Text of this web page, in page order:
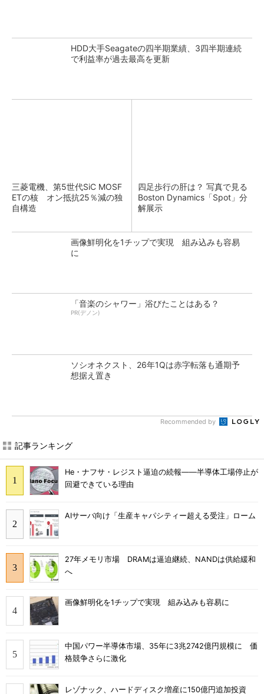
HDD大手Seagateの四半期業績、3四半期連続
で利益率が過去最高を更新
三菱電機、第5世代SiC MOSF
ETの核 オン抵抗25％減の独
自構造
四足歩行の肝は？ 写真で見る
Boston Dynamics「Spot」分
解展示
画像鮮明化を1チップで実現 組み込みも容易
に
「音楽のシャワー」浴びたことはある？
PR(デノン)
ソシオネクスト、26年1Qは赤字転落も通期予
想据え置き
Recommended by
記事ランキング
He・ナフサ・レジスト逼迫の続報――半導体工場停止が
回避できている理由
AIサーバ向け「生産キャパシティー超える受注」ローム
27年メモリ市場 DRAMは逼迫継続、NANDは供給緩和
へ
画像鮮明化を1チップで実現 組み込みも容易に
中国パワー半導体市場、35年に3兆2742億円規模に 価
格競争さらに激化
レゾナック、ハードディスク増産に150億円追加投資